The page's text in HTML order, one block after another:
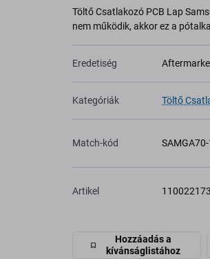
Töltő Csatlakozó PCB Lap
nem működik, akkor ez a
Eredetiség
Kategóriák Töltő
Match-kód
Artikel
Hozzáadás a
kívánságlistához